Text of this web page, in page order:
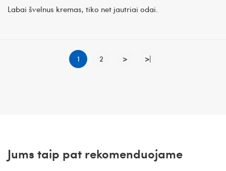
Labai švelnus kremas, tiko net jautriai odai.
1 2 > >|
Jums taip pat rekomenduojame